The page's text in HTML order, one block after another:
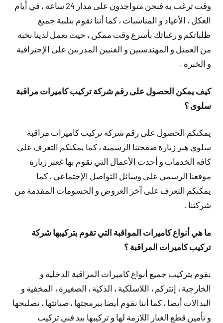
وقت ترغب به فنحن متواجدون على مدار 24 ساعة ، في أيام
العكل ، الأعياد و المناسبات ، كما أننا نقوم بتلبية جميع
طلباتكم و رغباتك بأسرع وقت ممكن ، حيث يعمل لدينا نخبة
من العمتل و المهندسيين و الفنيين المدربين على الإحترافية
و الخبرة .
كيف يمكن الحصول على رقم شركة تركيب كاميرات مراقبة
سلوى ؟
يمكنكم الحصول على رقم شركة تركيب كاميرات مراقبة
سلوى هبر زيارة صفحتنا الرسمية ، كما يمكنكم التعرف على
كافة الخدمات و أحدث الأعمال التي نقوم بها غعبر زيارة
موقعنا الرسمي على وسائل التواصل الإجتماعي ، كما
يمكنكم التعرف على آخر العروض و الحسومات المقدمة من
شركتنا .
ما هي أنواع كاميرات المواقبة التي تقوم بتركيبها شركة
تركيب كاميرات المراقبة ؟
نقوم بتركيب جميع أنواع كاميرات المراقبة الدخلية و
الخارجية ، إنتركم ، اللاسلكية ، الذكية ، الصغيرة ، المخفية و
البدالات أيضا ، كما أننا نقوم أيضا ببرمجتها ، صيانتها ، تصليحها
و تأمين قطع الغيار اللازمة لها و تركيبها بيد فني تركيب